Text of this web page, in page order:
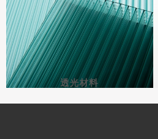
透光材料